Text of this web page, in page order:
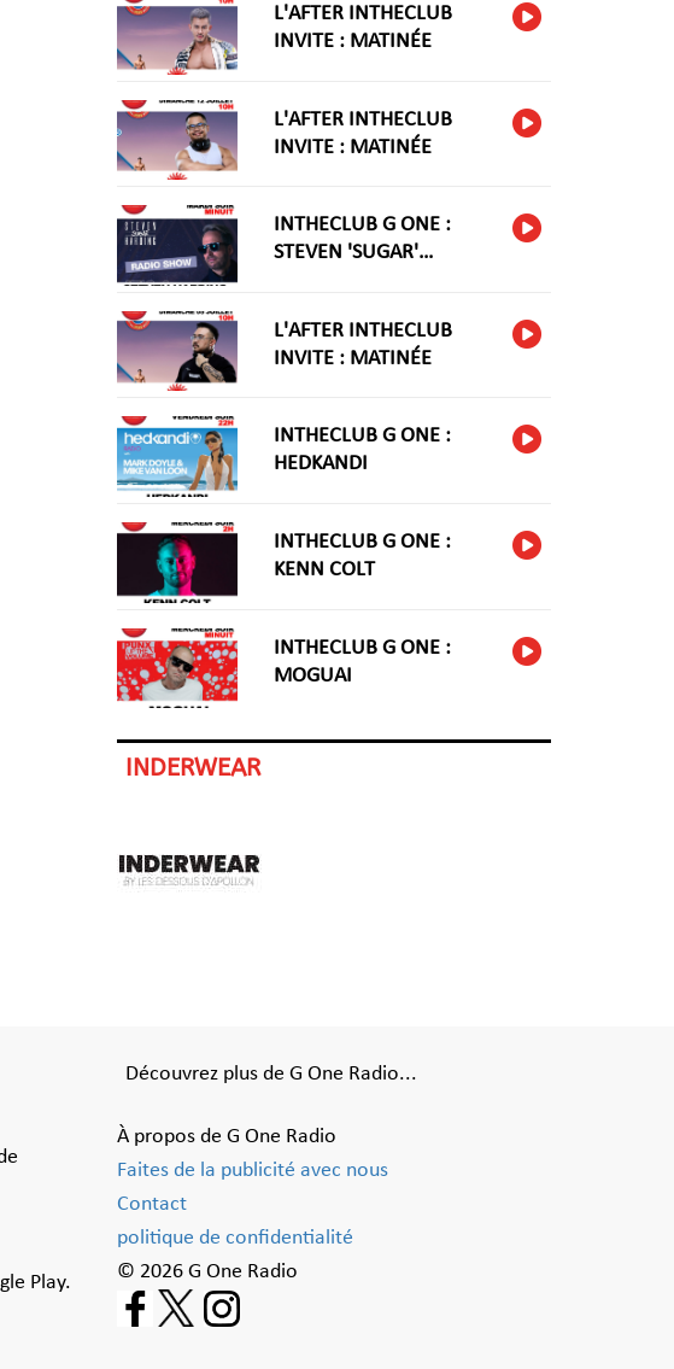
L'AFTER INTHECLUB
INVITE : MATINÉE
L'AFTER INTHECLUB
INVITE : MATINÉE
INTHECLUB G ONE :
STEVEN 'SUGAR'
L'AFTER INTHECLUB
INVITE : MATINÉE
INTHECLUB G ONE :
HEDKANDI
INTHECLUB G ONE :
KENN COLT
INTHECLUB G ONE :
MOGUAI
INDERWEAR
Play.
Découvrez plus de G One Radio...
À propos de G One Radio
Faites de la publicité avec nous
Contact
politique de confidentialité
© 2026 G One Radio